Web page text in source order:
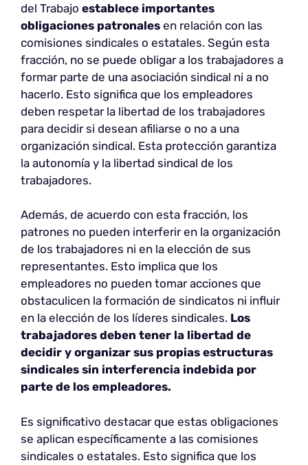
del Trabajo establece importantes
obligaciones patronales en relación con las
comisiones sindicales o estatales. Según esta
fracción, no se puede obligar a los trabajadores a
formar parte de una asociación sindical ni a no
hacerlo. Esto significa que los empleadores
deben respetar la libertad de los trabajadores
para decidir si desean afiliarse o no a una
organización sindical. Esta protección garantiza
la autonomía y la libertad sindical de los
trabajadores.
Además, de acuerdo con esta fracción, los
patrones no pueden interferir en la organización
de los trabajadores ni en la elección de sus
representantes. Esto implica que los
empleadores no pueden tomar acciones que
obstaculicen la formación de sindicatos ni influir
en la elección de los líderes sindicales. Los
trabajadores deben tener la libertad de
decidir y organizar sus propias estructuras
sindicales sin interferencia indebida por
parte de los empleadores.
Es significativo destacar que estas obligaciones
se aplican específicamente a las comisiones
sindicales o estatales. Esto significa que los